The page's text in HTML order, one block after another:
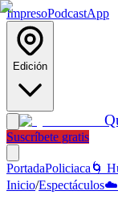
ImpresoPodcastApp
Edición
Suscríbete gratis
PortadaPoliciaca 🌀
Inicio/Espectáculos☁️